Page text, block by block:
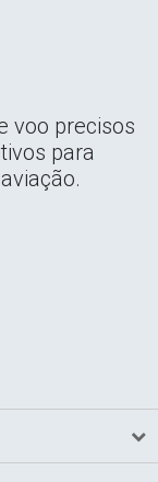
voo precisos
para